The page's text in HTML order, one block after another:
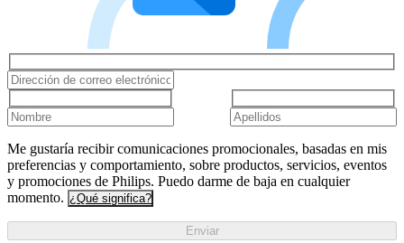
Me gustaría recibir comunicaciones promocionales, basadas en mis
preferencias y comportamiento, sobre productos, servicios, eventos
y promociones de Philips. Puedo darme de baja en cualquier
momento. ¿Qué significa?
Enviar